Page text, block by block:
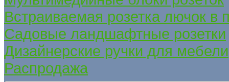
Встраиваемая розетка лючок в
Садовые ландшафтные розетки
Дизайнерские ручки для мебели
Распродажа